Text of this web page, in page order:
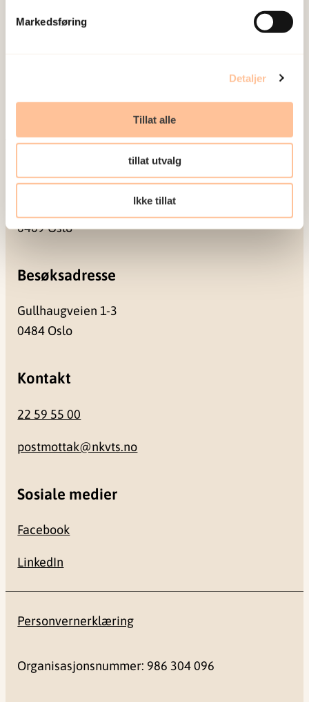
Markedsføring
Detaljer
Tillat alle
tillat utvalg
Ikke tillat
Ansatte
Seminarer og arrangementer
Meld deg på vårt nyhetsbrev
Postadresse
0409 Oslo
Besøksadresse
Gullhaugveien 1-3
0484 Oslo
Kontakt
22 59 55 00
postmottak@nkvts.no
Sosiale medier
Facebook
LinkedIn
Personvernerklæring
Organisasjonsnummer: 986 304 096